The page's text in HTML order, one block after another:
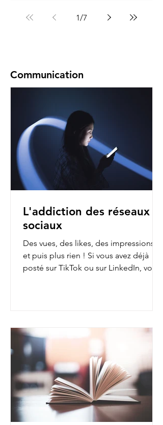
1/7
Communication
L'addiction des réseaux
sociaux
Des vues, des likes, des impressions…
et puis plus rien ! Si vous avez déjà
posté sur TikTok ou sur LinkedIn, vous